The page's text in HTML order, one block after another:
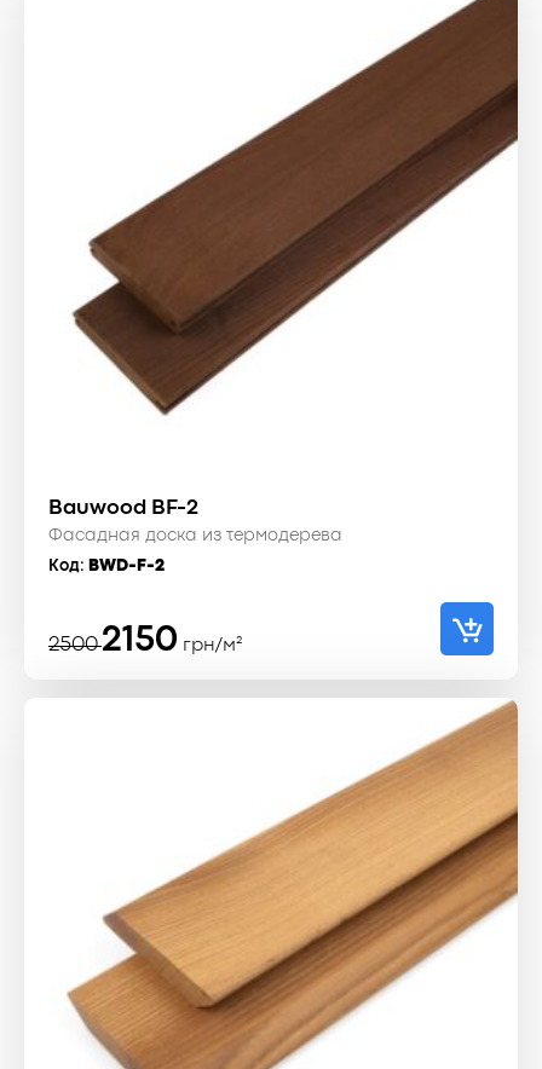
Bauwood BF-2
Фасадная доска из термодерева
Код: BWD-F-2
2500
Первоначальная
составляла
2150
Текущая
2150 ₴.
грн/м²